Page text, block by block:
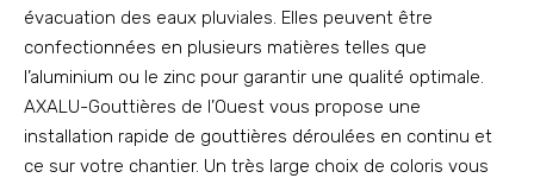
évacuation des eaux pluviales. Elles peuvent être
confectionnées en plusieurs matières telles que
l’aluminium ou le zinc pour garantir une qualité optimale.
AXALU-Gouttières de l’Ouest vous propose une
installation rapide de gouttières déroulées en continu et
ce sur votre chantier. Un très large choix de coloris vous